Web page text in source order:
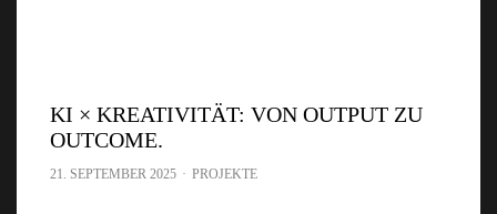
KI × KREATIVITÄT: VON OUTPUT ZU
OUTCOME.
21. SEPTEMBER 2025 · PROJEKTE